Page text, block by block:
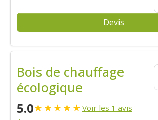
Devis
Bois de chauffage
écologique
5.0★★★★★Voir les 1 avis